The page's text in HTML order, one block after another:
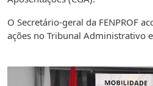
O Secretário-geral da FENPROF
ações no Tribunal Administrativo